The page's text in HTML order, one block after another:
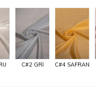
C#2 GRİ C#4 SAFRAN